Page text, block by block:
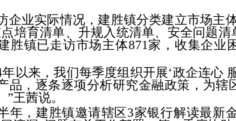
企业实际情况，建胜镇分类建立市场主
培育清单、升规入统清单、安全问题
胜镇已走访市场主体871家，收集企业
年以来，我们每季度组织开展‘政企连心
品，逐条逐项分析研究金融政策，为
王茜说。
年，建胜镇邀请辖区3家银行解读最新